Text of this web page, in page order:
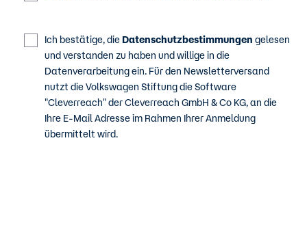
Ich bestätige, die Datenschutzbestimmungen gelesen
und verstanden zu haben und willige in die
Datenverarbeitung ein. Für den Newsletterversand
nutzt die Volkswagen Stiftung die Software
"Cleverreach" der Cleverreach GmbH & Co KG, an die
Ihre E-Mail Adresse im Rahmen Ihrer Anmeldung
übermittelt wird.